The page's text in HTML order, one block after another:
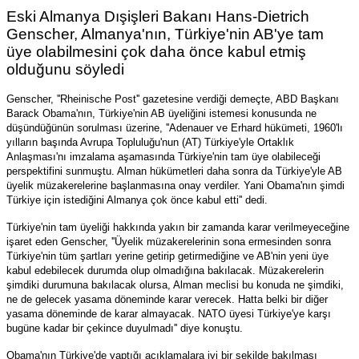
Eski Almanya Dışişleri Bakanı Hans-Dietrich
Genscher, Almanya'nın, Türkiye'nin AB'ye tam
üye olabilmesini çok daha önce kabul etmiş
olduğunu söyledi
Genscher, ''Rheinische Post'' gazetesine verdiği demeçte, ABD Başkanı
Barack Obama'nın, Türkiye'nin AB üyeliğini istemesi konusunda ne
düşündüğünün sorulması üzerine, ''Adenauer ve Erhard hükümeti, 1960'lı
yılların başında Avrupa Topluluğu'nun (AT) Türkiye'yle Ortaklık
Anlaşması'nı imzalama aşamasında Türkiye'nin tam üye olabileceği
perspektifini sunmuştu. Alman hükümetleri daha sonra da Türkiye'yle AB
üyelik müzakerelerine başlanmasına onay verdiler. Yani Obama'nın şimdi
Türkiye için istediğini Almanya çok önce kabul etti'' dedi.
Türkiye'nin tam üyeliği hakkında yakın bir zamanda karar verilmeyeceğine
işaret eden Genscher, ''Üyelik müzakerelerinin sona ermesinden sonra
Türkiye'nin tüm şartları yerine getirip getirmediğine ve AB'nin yeni üye
kabul edebilecek durumda olup olmadığına bakılacak. Müzakerelerin
şimdiki durumuna bakılacak olursa, Alman meclisi bu konuda ne şimdiki,
ne de gelecek yasama döneminde karar verecek. Hatta belki bir diğer
yasama döneminde de karar almayacak. NATO üyesi Türkiye'ye karşı
bugüne kadar bir çekince duyulmadı'' diye konuştu.
Obama'nın Türkiye'de yaptığı açıklamalara iyi bir şekilde bakılması